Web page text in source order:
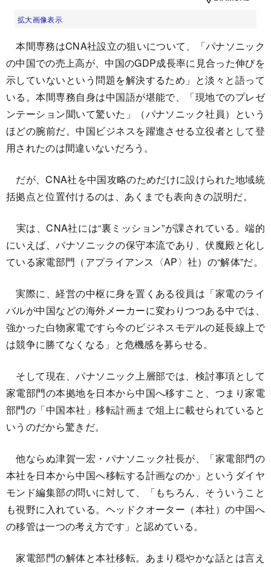
拡大画像表示
本間専務はCNA社設立の狙いについて、「パナソニック
の中国での売上高が、中国のGDP成長率に見合った伸びを
示していないという問題を解決するため」と淡々と語って
いる。本間専務自身は中国語が堪能で、「現地でのプレゼ
ンテーション聞いて驚いた」（パナソニック社員）という
ほどの腕前だ。中国ビジネスを躍進させる立役者として登
用されたのは間違いないだろう。
だが、CNA社を中国攻略のためだけに設けられた地域統
括拠点と位置付けるのは、あくまでも表向きの説明だ。
実は、CNA社には“裏ミッション”が課されている。端的
にいえば、パナソニックの保守本流であり、伏魔殿と化し
ている家電部門（アプライアンス〈AP〉社）の“解体”だ。
実際に、経営の中枢に身を置くある役員は「家電のライ
バルが中国などの海外メーカーに変わりつつある中では、
強かった白物家電ですら今のビジネスモデルの延長線上で
は競争に勝てなくなる」と危機感を募らせる。
そして現在、パナソニック上層部では、検討事項として
家電部門の本拠地を日本から中国へ移すこと、つまり家電
部門の「中国本社」移転計画まで俎上に載せられていると
いうのだから驚きだ。
他ならぬ津賀一宏・パナソニック社長が、「家電部門の
本社を日本から中国へ移転する計画なのか」というダイヤ
モンド編集部の問いに対して、「もちろん、そういうこと
も視野に入れている。ヘッドクオーター（本社）の中国へ
の移管は一つの考え方です」と認めている。
家電部門の解体と本社移転。あまり穏やかな話とは言え